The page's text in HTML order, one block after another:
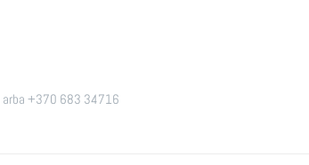
arba +370 683 34716